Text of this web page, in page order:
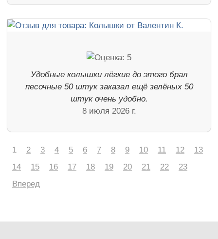
Удобные колышки лёгкие до этого брал
песочные 50 штук заказал ещё зелёных 50
штук очень удобно.
8 июля 2026 г.
1 2 3 4 5 6 7 8 9 10 11 12
13
14
15 16 17 18 19 20 21 22
23
Вперед